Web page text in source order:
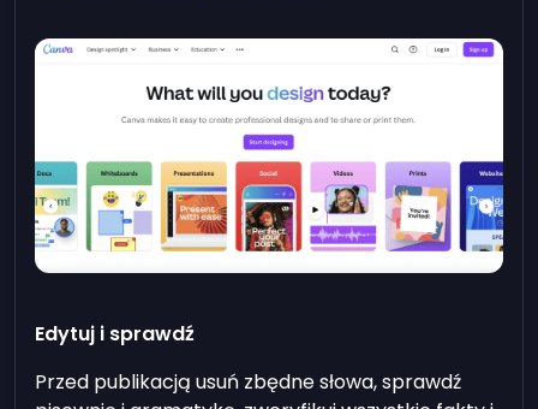
Edytuj i sprawdź
Przed publikacją usuń zbędne słowa, sprawdź